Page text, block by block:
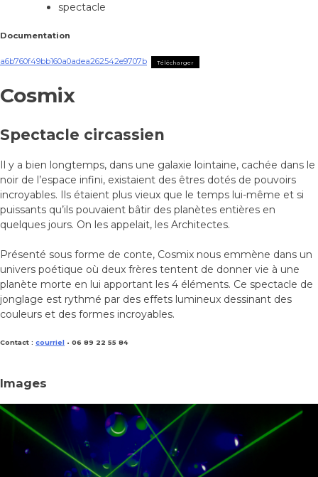
spectacle
Documentation
a6b760f49bb160a0adea262542e9707b Télécharger
Cosmix
Spectacle circassien
Il y a bien longtemps, dans une galaxie lointaine, cachée dans le
noir de l’espace infini, existaient des êtres dotés de pouvoirs
incroyables. Ils étaient plus vieux que le temps lui-même et si
puissants qu’ils pouvaient bâtir des planètes entières en
quelques jours. On les appelait, les Architectes.
Présenté sous forme de conte, Cosmix nous emmène dans un
univers poétique où deux frères tentent de donner vie à une
planète morte en lui apportant les 4 éléments. Ce spectacle de
jonglage est rythmé par des effets lumineux dessinant des
couleurs et des formes incroyables.
Contact : courriel • 06 89 22 55 84
Images